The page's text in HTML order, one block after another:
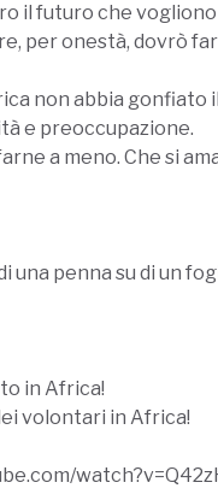
il futuro che
per onestà, dovrò
non abbia gonfiato
e preoccupazione.
a meno. Che si
penna su di un
in Africa!
volontari in Africa!